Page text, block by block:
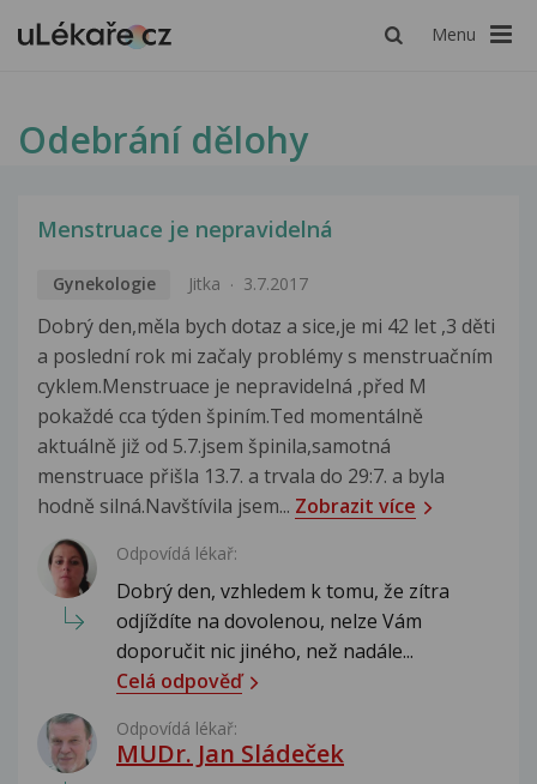
Menu
Odebrání dělohy
Menstruace je nepravidelná
Gynekologie Jitka 3.7.2017
Dobrý den,měla bych dotaz a sice,je mi 42 let ,3 děti
a poslední rok mi začaly problémy s menstruačním
cyklem.Menstruace je nepravidelná ,před M
pokaždé cca týden špiním.Ted momentálně
aktuálně již od 5.7.jsem špinila,samotná
menstruace přišla 13.7. a trvala do 29:7. a byla
hodně silná.Navštívila jsem... Zobrazit více
Odpovídá lékař:
Dobrý den, vzhledem k tomu, že zítra
odjíždíte na dovolenou, nelze Vám
doporučit nic jiného, než nadále...
Celá odpověď
Odpovídá lékař:
MUDr. Jan Sládeček